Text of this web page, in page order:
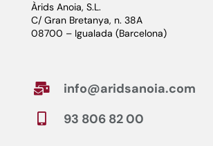
Àrids Anoia, S.L.
C/ Gran Bretanya, n. 38A
08700 – Igualada (Barcelona)
 info@aridsanoia.com
 93 806 82 00